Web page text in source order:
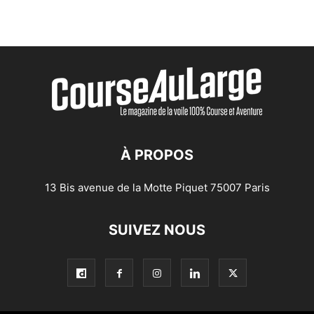
À PROPOS
13 Bis avenue de la Motte Piquet 75007 Paris
SUIVEZ NOUS